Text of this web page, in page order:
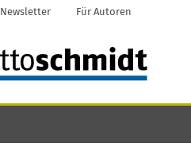
Newsletter Für Autoren